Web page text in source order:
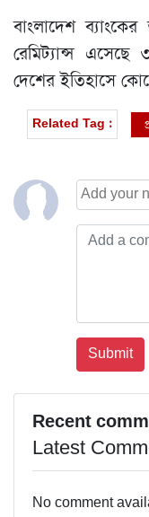
বাংলাদেশ
রেমিট্যান্স
দেশের ইতিহাসে
Related Tag :
Recent
Latest
No comment